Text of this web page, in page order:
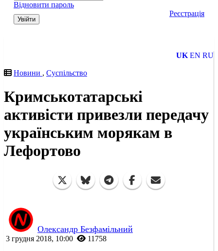
Відновити пароль
Увійти
Реєстрація
UK EN RU
Новини , Суспільство
Кримськотатарські
активісти привезли передачу
українським морякам в
Лефортово
Олександр Безфамільний
3 грудня 2018, 10:00 11758